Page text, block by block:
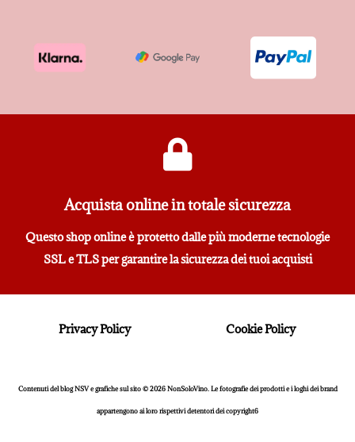
Acquista online in totale sicurezza
Questo shop online è protetto dalle più moderne tecnologie
SSL e TLS per garantire la sicurezza dei tuoi acquisti
Privacy Policy Cookie Policy
Contenuti del blog NSV e grafiche sul sito © 2026 NonSoloVino. Le fotografie dei prodotti e i loghi dei brand
appartengono ai loro rispettivi detentori dei copyright6